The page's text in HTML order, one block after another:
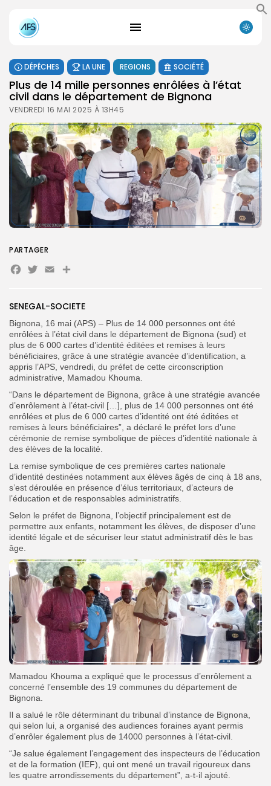
Search
FR
DÉPÊCHES LA UNE REGIONS SOCIÉTÉ
Plus de 14 mille personnes enrôlées à l’état
civil dans le département de Bignona
VENDREDI 16 MAI 2025 À 13H45
SENEGAL-SOCIETE
Bignona, 16 mai (APS) – Plus de 14 000 personnes ont été
enrôlées à l’état civil dans le département de Bignona (sud) et
plus de 6 000 cartes d’identité éditées et remises à leurs
bénéficiaires, grâce à une stratégie avancée d’identification, a
appris l’APS, vendredi, du préfet de cette circonscription
administrative, Mamadou Khouma.
“Dans le département de Bignona, grâce à une stratégie avancée
d’enrôlement à l’état‑civil […], plus de 14 000 personnes ont été
enrôlées et plus de 6 000 cartes d’identité ont été éditées et
remises à leurs bénéficiaires”, a déclaré le préfet lors d’une
cérémonie de remise symbolique de pièces d’identité nationale à
des élèves de la localité.
La remise symbolique de ces premières cartes nationale
d’identité destinées notamment aux élèves âgés de cinq à 18 ans,
s’est déroulée en présence d’élus territoriaux, d’acteurs de
l’éducation et de responsables administratifs.
Selon le préfet de Bignona, l’objectif principalement est de
permettre aux enfants, notamment les élèves, de disposer d’une
identité légale et de sécuriser leur statut administratif dès le bas
âge.
Mamadou Khouma a expliqué que le processus d’enrôlement a
concerné l’ensemble des 19 communes du département de
Bignona.
Il a salué le rôle déterminant du tribunal d’instance de Bignona,
qui selon lui, a organisé des audiences foraines ayant permis
d’enrôler également plus de 14000 personnes à l’état-civil.
“Je salue également l’engagement des inspecteurs de l’éducation
et de la formation (IEF), qui ont mené un travail rigoureux dans
les quatre arrondissements du département”, a-t-il ajouté.
PARTAGER
Facebook
Twitter
EmailPartager